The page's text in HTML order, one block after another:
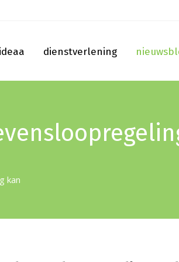
dienstverlening
kan